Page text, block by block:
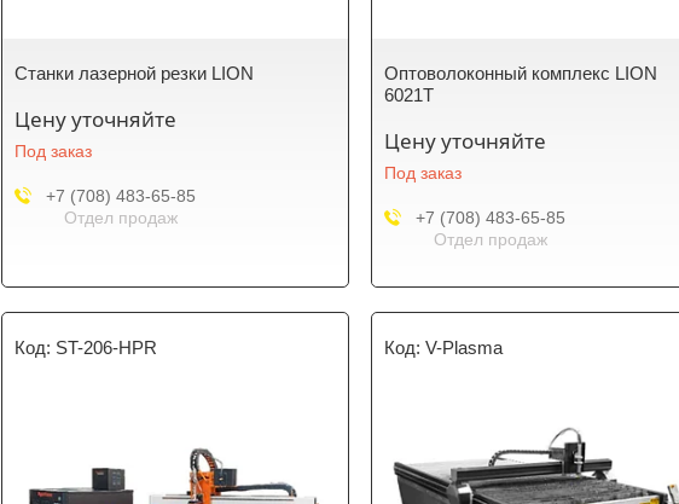
Станки лазерной резки LION
Цену уточняйте
Под заказ
+7 (708) 483-65-85
Отдел продаж
Оптоволоконный комплекс LION
6021T
Цену уточняйте
Под заказ
+7 (708) 483-65-85
Отдел продаж
ST-206-HPR V-Plasma